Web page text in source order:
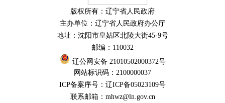
版权所有：辽宁省人民政府
主办单位：辽宁省人民政府办公厅
地址：沈阳市皇姑区北陵大街45-9号
邮编：110032
辽公网安备 21010502000372号
网站标识码：2100000037
ICP备案序号：辽ICP备05023109号
联系邮箱：mhwz@ln.gov.cn